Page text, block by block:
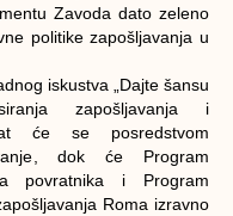
Zavoda dato zeleno
politike zapošljavanja u
iskustva „Dajte šansu
zapošljavanja i
će se posredstvom
dok će Program
povratnika i Program
Roma izravno